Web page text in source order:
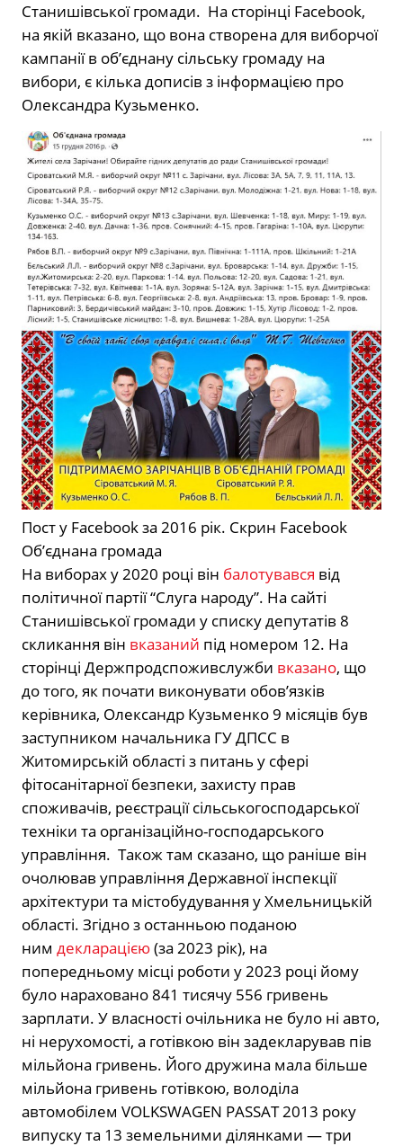
Станишівської громади. На сторінці Facebook,
на якій вказано, що вона створена для виборчої
кампанії в об’єднану сільську громаду на
вибори, є кілька дописів з інформацією про
Олександра Кузьменко.
Пост у Facebook за 2016 рік. Скрин Facebook
Об’єднана громада
На виборах у 2020 році він балотувався від
політичної партії “Слуга народу”. На сайті
Станишівської громади у списку депутатів 8
скликання він вказаний під номером 12. На
сторінці Держпродспоживслужби вказано, що
до того, як почати виконувати обов’язків
керівника, Олександр Кузьменко 9 місяців був
заступником начальника ГУ ДПСС в
Житомирській області з питань у сфері
фітосанітарної безпеки, захисту прав
споживачів, реєстрації сільськогосподарської
техніки та організаційно-господарського
управління. Також там сказано, що раніше він
очолював управління Державної інспекції
архітектури та містобудування у Хмельницькій
області. Згідно з останньою поданою
ним декларацією(за 2023 рік), на
попередньому місці роботи у 2023 році йому
було нараховано 841 тисячу 556 гривень
зарплати. У власності очільника не було ні авто,
ні нерухомості, а готівкою він задекларував пів
мільйона гривень. Його дружина мала більше
мільйона гривень готівкою, володіла
автомобілем VOLKSWAGEN PASSAT 2013 року
випуску та 13 земельними ділянками — три